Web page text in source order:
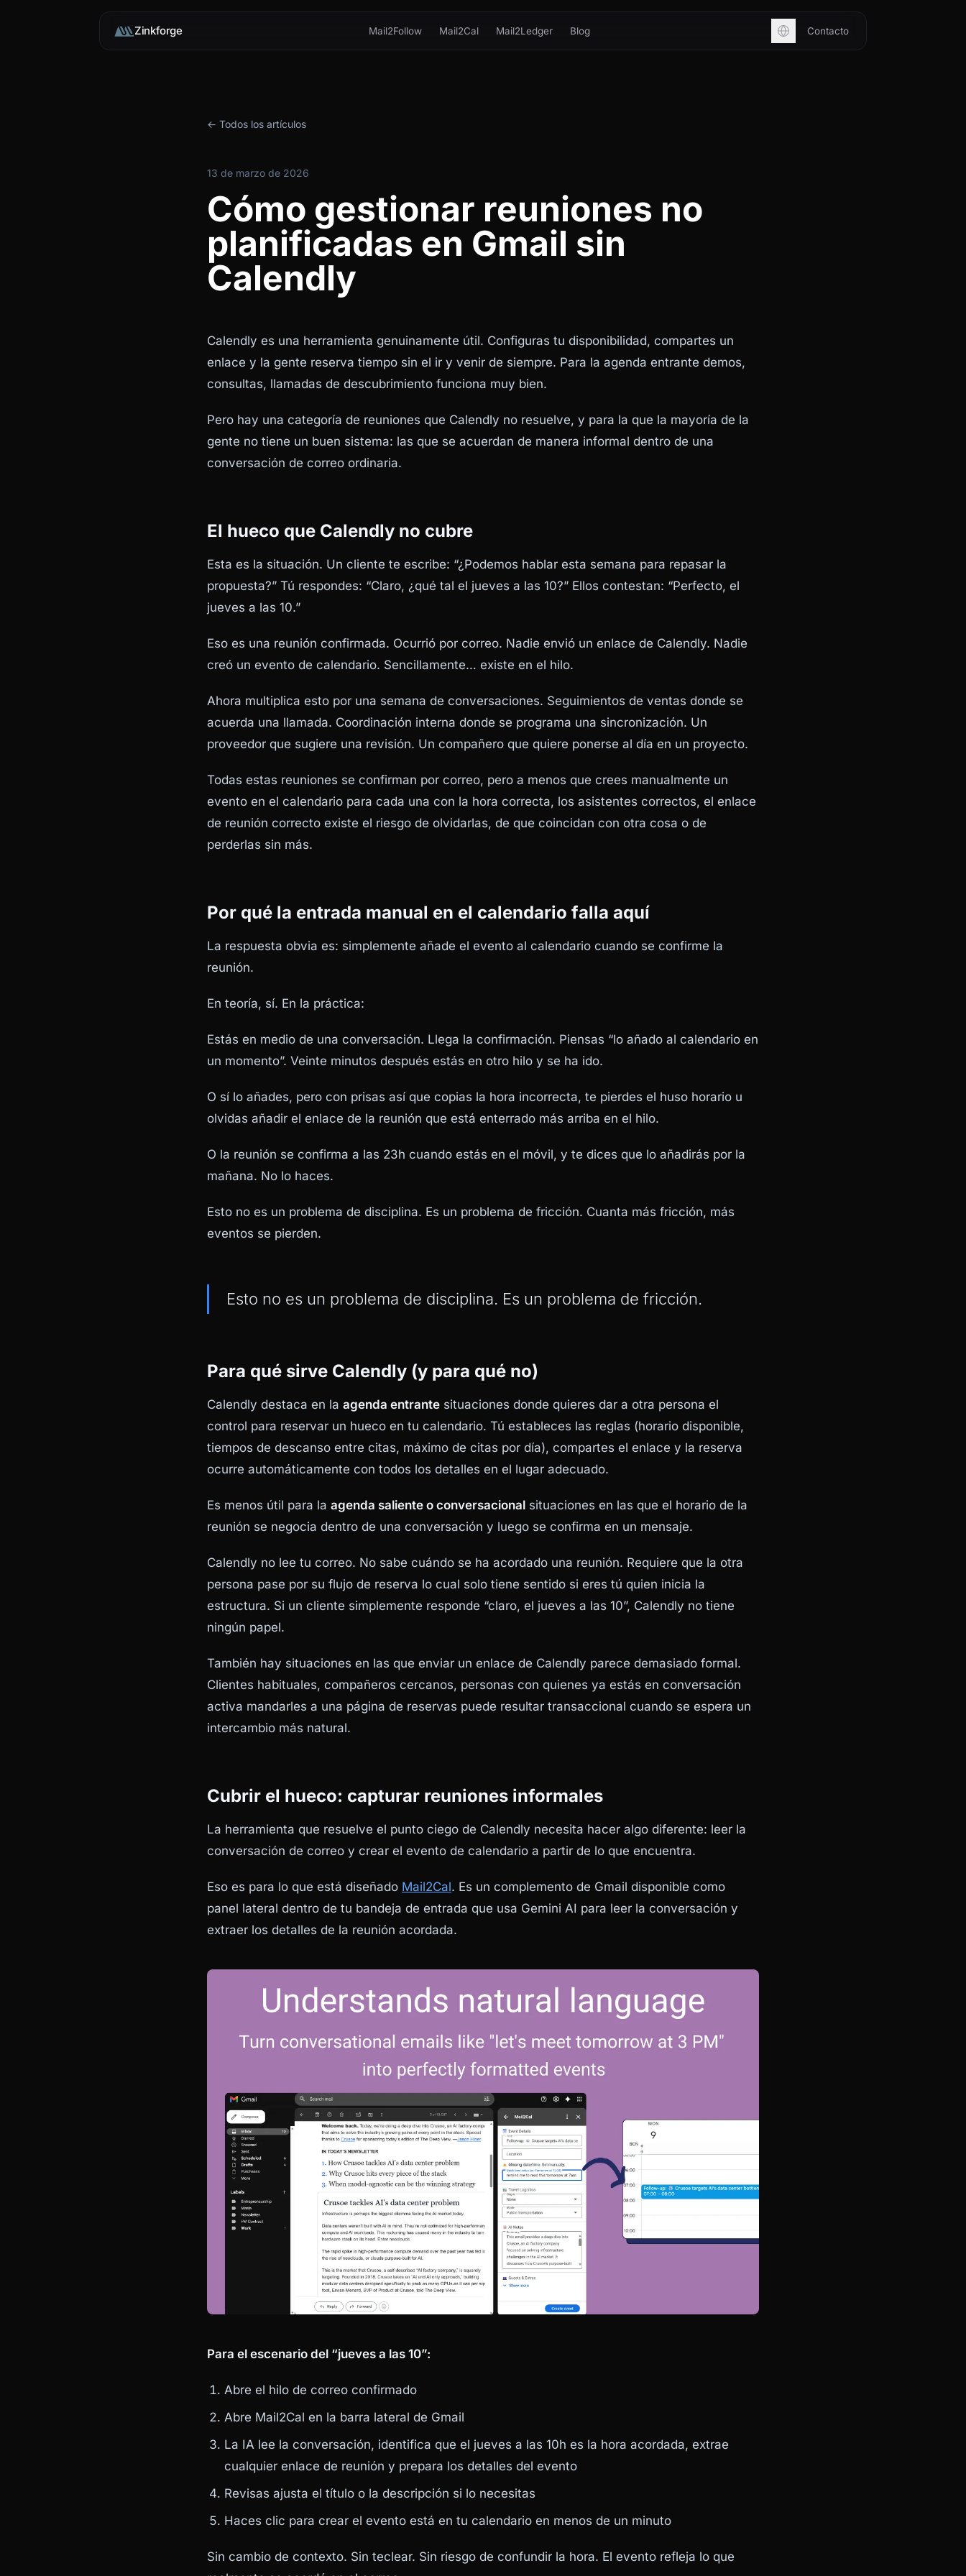
Zinkforge Mail2Follow Mail2Cal Mail2Ledger Blog Contacto
← Todos los artículos
13 de marzo de 2026
Cómo gestionar reuniones no
planificadas en Gmail sin
Calendly
Calendly es una herramienta genuinamente útil. Configuras tu disponibilidad, compartes un
enlace y la gente reserva tiempo sin el ir y venir de siempre. Para la agenda entrante demos,
consultas, llamadas de descubrimiento funciona muy bien.
Pero hay una categoría de reuniones que Calendly no resuelve, y para la que la mayoría de la
gente no tiene un buen sistema: las que se acuerdan de manera informal dentro de una
conversación de correo ordinaria.
El hueco que Calendly no cubre
Esta es la situación. Un cliente te escribe: “¿Podemos hablar esta semana para repasar la
propuesta?” Tú respondes: “Claro, ¿qué tal el jueves a las 10?” Ellos contestan: “Perfecto, el
jueves a las 10.”
Eso es una reunión confirmada. Ocurrió por correo. Nadie envió un enlace de Calendly. Nadie
creó un evento de calendario. Sencillamente… existe en el hilo.
Ahora multiplica esto por una semana de conversaciones. Seguimientos de ventas donde se
acuerda una llamada. Coordinación interna donde se programa una sincronización. Un
proveedor que sugiere una revisión. Un compañero que quiere ponerse al día en un proyecto.
Todas estas reuniones se confirman por correo, pero a menos que crees manualmente un
evento en el calendario para cada una con la hora correcta, los asistentes correctos, el enlace
de reunión correcto existe el riesgo de olvidarlas, de que coincidan con otra cosa o de
perderlas sin más.
Por qué la entrada manual en el calendario falla aquí
La respuesta obvia es: simplemente añade el evento al calendario cuando se confirme la
reunión.
En teoría, sí. En la práctica:
Estás en medio de una conversación. Llega la confirmación. Piensas “lo añado al calendario en
un momento”. Veinte minutos después estás en otro hilo y se ha ido.
O sí lo añades, pero con prisas así que copias la hora incorrecta, te pierdes el huso horario u
olvidas añadir el enlace de la reunión que está enterrado más arriba en el hilo.
O la reunión se confirma a las 23h cuando estás en el móvil, y te dices que lo añadirás por la
mañana. No lo haces.
Esto no es un problema de disciplina. Es un problema de fricción. Cuanta más fricción, más
eventos se pierden.
Esto no es un problema de disciplina. Es un problema de fricción.
Para qué sirve Calendly (y para qué no)
Calendly destaca en la agenda entrante situaciones donde quieres dar a otra persona el
control para reservar un hueco en tu calendario. Tú estableces las reglas (horario disponible,
tiempos de descanso entre citas, máximo de citas por día), compartes el enlace y la reserva
ocurre automáticamente con todos los detalles en el lugar adecuado.
Es menos útil para la agenda saliente o conversacional situaciones en las que el horario de la
reunión se negocia dentro de una conversación y luego se confirma en un mensaje.
Calendly no lee tu correo. No sabe cuándo se ha acordado una reunión. Requiere que la otra
persona pase por su flujo de reserva lo cual solo tiene sentido si eres tú quien inicia la
estructura. Si un cliente simplemente responde “claro, el jueves a las 10”, Calendly no tiene
ningún papel.
También hay situaciones en las que enviar un enlace de Calendly parece demasiado formal.
Clientes habituales, compañeros cercanos, personas con quienes ya estás en conversación
activa mandarles a una página de reservas puede resultar transaccional cuando se espera un
intercambio más natural.
Cubrir el hueco: capturar reuniones informales
La herramienta que resuelve el punto ciego de Calendly necesita hacer algo diferente: leer la
conversación de correo y crear el evento de calendario a partir de lo que encuentra.
Eso es para lo que está diseñado Mail2Cal. Es un complemento de Gmail disponible como
panel lateral dentro de tu bandeja de entrada que usa Gemini AI para leer la conversación y
extraer los detalles de la reunión acordada.
Para el escenario del “jueves a las 10”:
Abre el hilo de correo confirmado
Abre Mail2Cal en la barra lateral de Gmail
La IA lee la conversación, identifica que el jueves a las 10h es la hora acordada, extrae
cualquier enlace de reunión y prepara los detalles del evento
Revisas ajusta el título o la descripción si lo necesitas
Haces clic para crear el evento está en tu calendario en menos de un minuto
Sin cambio de contexto. Sin teclear. Sin riesgo de confundir la hora. El evento refleja lo que